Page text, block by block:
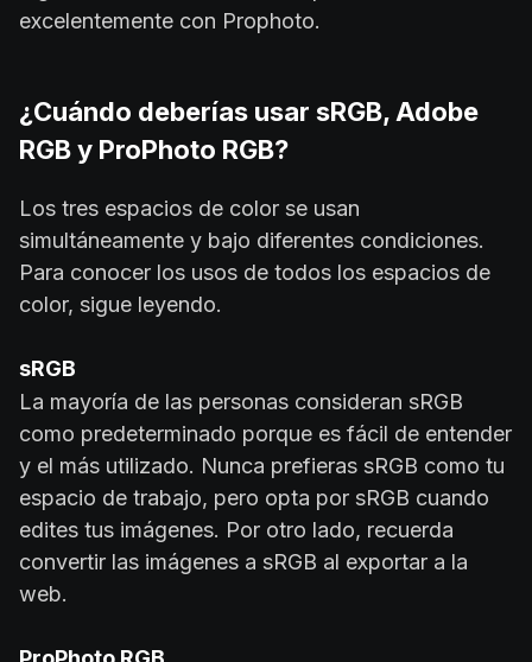
excelentemente con Prophoto.
¿Cuándo deberías usar sRGB, Adobe
RGB y ProPhoto RGB?
Los tres espacios de color se usan
simultáneamente y bajo diferentes condiciones.
Para conocer los usos de todos los espacios de
color, sigue leyendo.
sRGB
La mayoría de las personas consideran sRGB
como predeterminado porque es fácil de entender
y el más utilizado. Nunca prefieras sRGB como tu
espacio de trabajo, pero opta por sRGB cuando
edites tus imágenes. Por otro lado, recuerda
convertir las imágenes a sRGB al exportar a la
web.